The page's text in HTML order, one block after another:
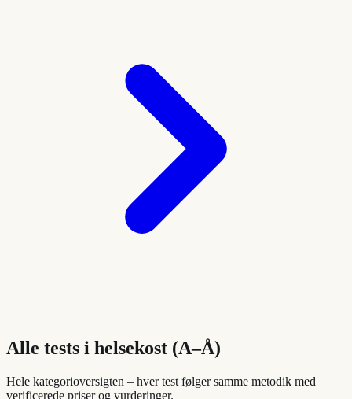
Alle tests i helsekost (A–Å)
Hele kategorioversigten – hver test følger samme metodik med
verificerede priser og vurderinger.